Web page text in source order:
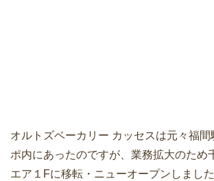
オルトズベーカリー カッセスは元々福
ポ内にあったのですが、業務拡大のため
エア１Fに移転・ニューオープンしました